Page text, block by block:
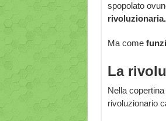
spopolato
rivoluzionaria.
Ma come
La
Nella
rivoluzionario